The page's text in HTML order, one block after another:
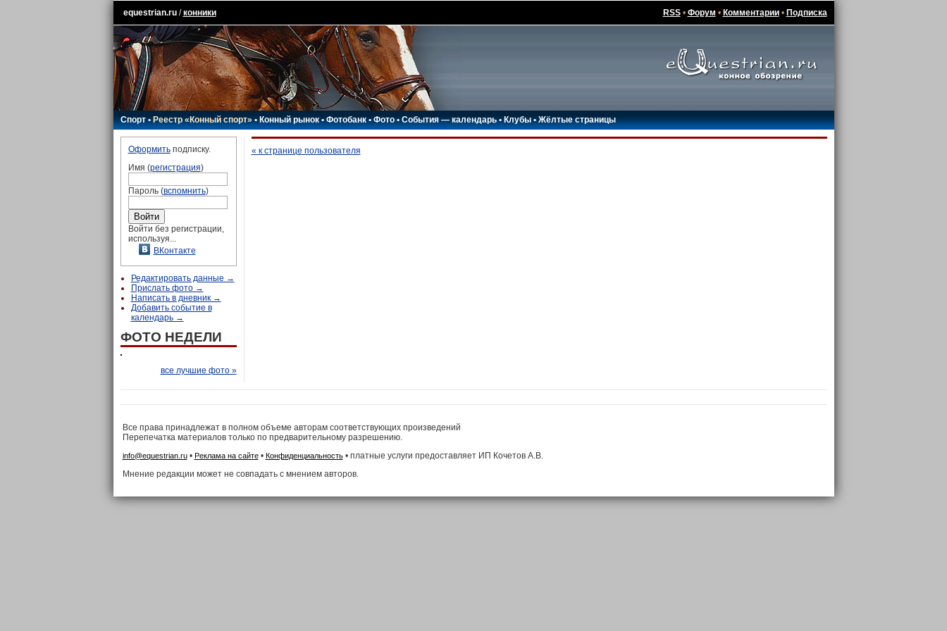
equestrian.ru/конники RSS• Форум • Комментарии• Подписка
Спорт•Реестр «Конный спорт»•Конный рынок•Фотобанк •Фото•События — календарь•Клубы •Жёлтые страницы
Оформитьподписку.
Имя (регистрация)
Пароль (вспомнить)
Войти без регистрации,
используя...
ВКонтакте
Редактировать данные →
Прислать фото →
Написать в дневник →
Добавить событие в
календарь →
ФОТО НЕДЕЛИ
все лучшие фото »
« к странице пользователя
Все права принадлежат в полном объеме авторам соответствующих произведений
Перепечатка материалов только по предварительному разрешению.
info@equestrian.ru• Реклама на сайте• Конфиденциальность• платные услуги предоставляет ИП Кочетов А.В.
Мнение редакции может не совпадать с мнением авторов.